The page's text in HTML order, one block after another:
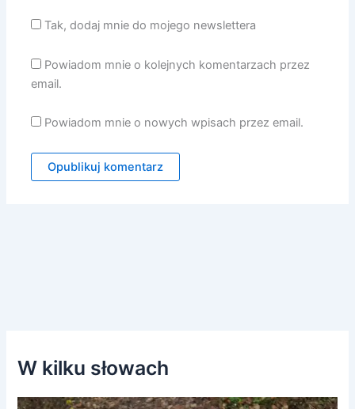
Tak, dodaj mnie do mojego newslettera
Powiadom mnie o kolejnych komentarzach przez
email.
Powiadom mnie o nowych wpisach przez email.
W kilku słowach